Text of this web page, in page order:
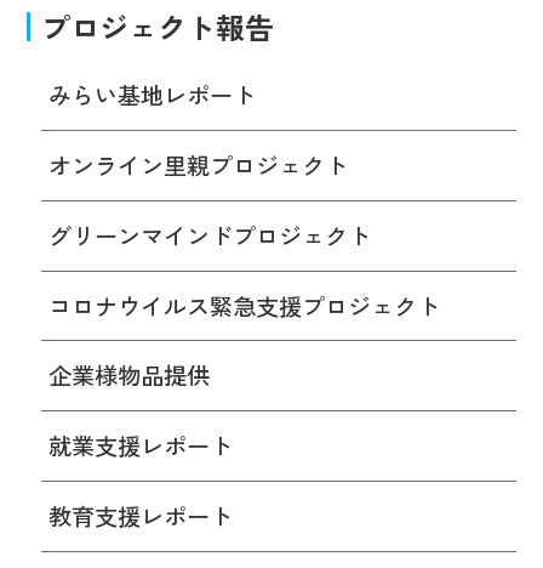
プロジェクト報告
みらい基地レポート
オンライン里親プロジェクト
グリーンマインドプロジェクト
コロナウイルス緊急支援プロジェクト
企業様物品提供
就業支援レポート
教育支援レポート